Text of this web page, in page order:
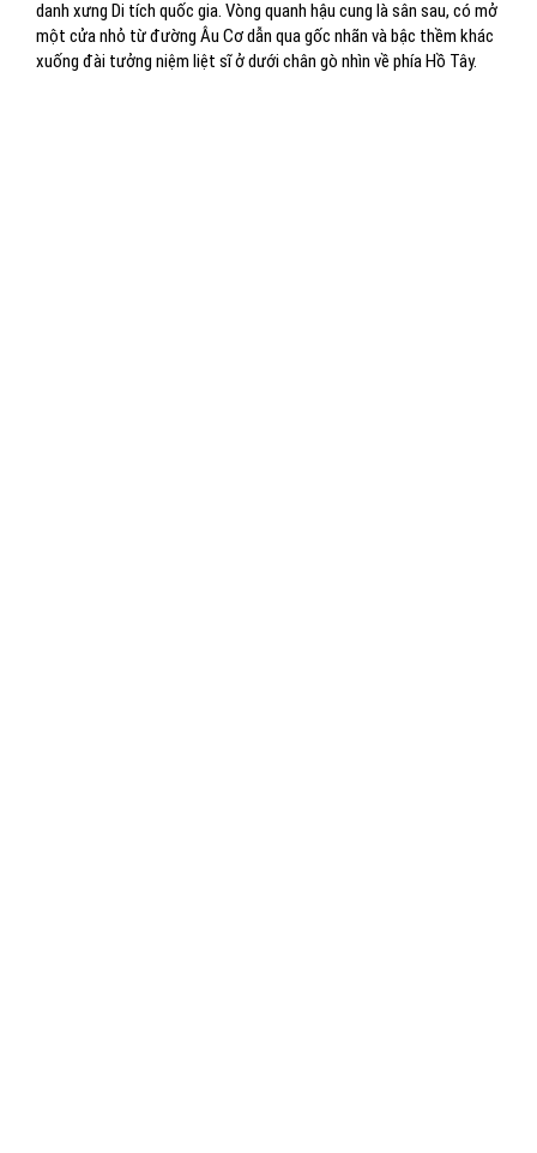
danh xưng Di tích quốc gia. Vòng quanh hậu cung là sân sau, có mở
một cửa nhỏ từ đường Âu Cơ dẫn qua gốc nhãn và bậc thềm khác
xuống đài tưởng niệm liệt sĩ ở dưới chân gò nhìn về phía Hồ Tây.